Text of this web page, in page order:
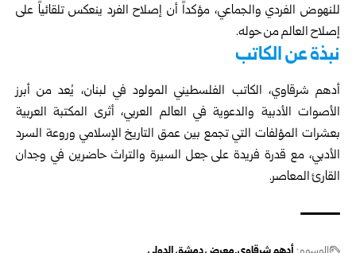
للنهوض الفردي والجماعي، مؤكداً أن إصلاح الفرد ينعكس تلقائياً على
إصلاح العالم من حوله.
نبذة عن الكاتب
أدهم شرقاوي، الكاتب الفلسطيني المولود في لبنان، يُعد من أبرز
الأصوات الأدبية والدعوية في العالم العربي، أثرى المكتبة العربية
بعشرات المؤلفات التي تجمع بين عمق التاريخ الإسلامي وروعة السرد
الأدبي، مع قدرة فريدة على جعل السيرة والتراث حاضرين في وجدان
القارئ المعاصر.